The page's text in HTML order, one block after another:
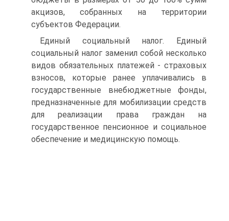
акцизов, собранных на территории
субъектов Федерации.
Единый социальный налог. Единый
социальный налог заменил собой несколько
видов обязательных платежей - страховых
взносов, которые ранее уплачивались в
государственные внебюджетные фонды,
предназначенные для мобилизации средств
для реализации права граждан на
государственное пенсионное и социальное
обеспечение и медицинскую помощь.